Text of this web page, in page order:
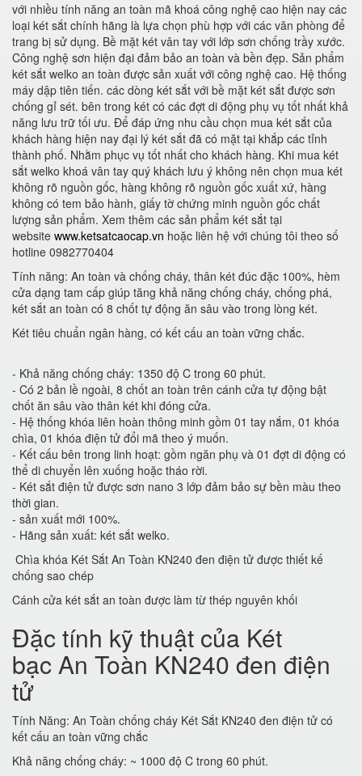
với nhiều tính năng an toàn mã khoá công nghệ cao hiện nay các
loại két sắt chính hãng là lựa chọn phù hợp với các văn phòng để
trang bị sử dụng. Bề mặt két vân tay với lớp sơn chống trầy xước.
Công nghệ sơn hiện đại đảm bảo an toàn và bền đẹp. Sản phẩm
két sắt welko an toàn được sản xuất với công nghệ cao. Hệ thống
máy dập tiên tiến. các dòng két sắt với bề mặt két sắt được sơn
chống gỉ sét. bên trong két có các đợt di động phụ vụ tốt nhất khả
năng lưu trữ tối ưu. Để đáp ứng nhu cầu chọn mua két sắt của
khách hàng hiện nay đại lý két sắt đã có mặt tại khắp các tỉnh
thành phố. Nhằm phục vụ tốt nhất cho khách hàng. Khi mua két
sắt welko khoá vân tay quý khách lưu ý không nên chọn mua két
không rõ nguồn gốc, hàng không rõ nguồn gốc xuất xứ, hàng
không có tem bảo hành, giấy tờ chứng minh nguồn gốc chất
lượng sản phẩm. Xem thêm các sản phẩm két sắt tại
website www.ketsatcaocap.vn hoặc liên hệ với chúng tôi theo số
hotline 0982770404
Tính năng: An toàn và chống cháy, thân két đúc đặc 100%, hèm
cửa dạng tam cấp giúp tăng khả năng chống cháy, chống phá,
két sắt an toàn có 8 chốt tự động ăn sâu vào trong lòng két.
Két tiêu chuẩn ngân hàng, có kết cấu an toàn vững chắc.
- Khả năng chống cháy: 1350 độ C trong 60 phút.
- Có 2 bản lề ngoài, 8 chốt an toàn trên cánh cửa tự động bật
chốt ăn sâu vào thân két khi đóng cửa.
- Hệ thống khóa liên hoàn thông minh gồm 01 tay nắm, 01 khóa
chìa, 01 khóa điện tử đổi mã theo ý muốn.
- Kết cấu bên trong linh hoạt: gồm ngăn phụ và 01 đợt di động có
thể di chuyển lên xuống hoặc tháo rời.
- Két sắt điện tử được sơn nano 3 lớp đảm bảo sự bền màu theo
thời gian.
- sản xuất mới 100%.
- Hãng sản xuất: két sắt welko.
Chìa khóa Két Sắt An Toàn KN240 đen điện tử được thiết kế
chống sao chép
Cánh cửa két sắt an toàn được làm từ thép nguyên khối
Đặc tính kỹ thuật của Két
bạc An Toàn KN240 đen điện
tử
Tính Năng: An Toàn chống cháy Két Sắt KN240 đen điện tử có
kết cấu an toàn vững chắc
Khả năng chống cháy: ~ 1000 độ C trong 60 phút.